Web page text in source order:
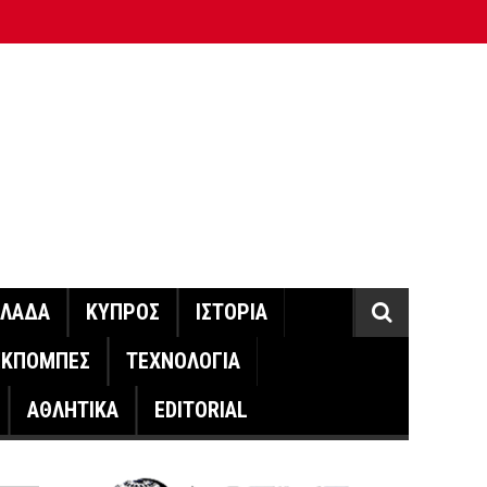
ΚΥΠΡΟΣ
ΙΣΤΟΡΙΑ
ΤΕΧΝΟΛΟΓΙΑ
ΑΘΛΗΤΙΚΑ EDITORIAL